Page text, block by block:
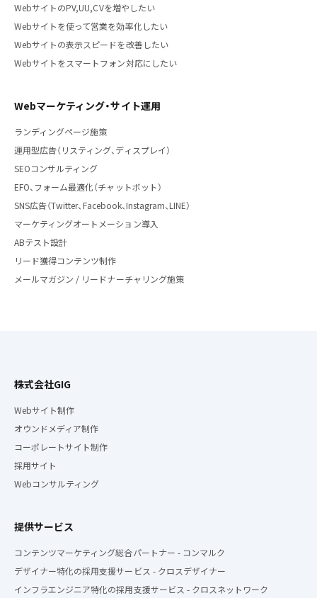
WebサイトのPV,UU,CVを増やしたい
Webサイトを使って営業を効率化したい
Webサイトの表示スピードを改善したい
Webサイトをスマートフォン対応にしたい
Webマーケティング・サイト運用
ランディングページ施策
運用型広告（リスティング、ディスプレイ）
SEOコンサルティング
EFO、フォーム最適化（チャットボット）
SNS広告（Twitter、Facebook、Instagram、LINE）
マーケティングオートメーション導入
ABテスト設計
リード獲得コンテンツ制作
メールマガジン / リードナーチャリング施策
株式会社GIG
Webサイト制作
オウンドメディア制作
コーポレートサイト制作
採用サイト
Webコンサルティング
提供サービス
コンテンツマーケティング総合パートナー - コンマルク
デザイナー特化の採用支援サービス - クロスデザイナー
インフラエンジニア特化の採用支援サービス - クロスネットワーク